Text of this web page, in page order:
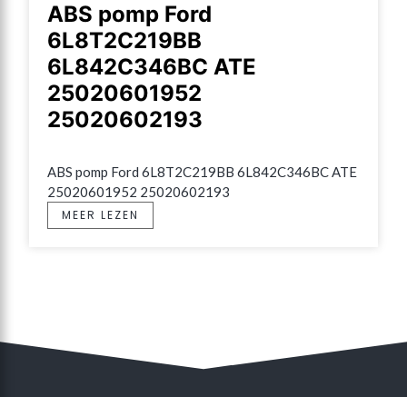
ABS pomp Ford
6L8T2C219BB
6L842C346BC ATE
25020601952
25020602193
ABS pomp Ford 6L8T2C219BB 6L842C346BC ATE
25020601952 25020602193
MEER LEZEN